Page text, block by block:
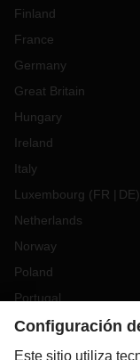
Finland
France
Germany
Great Britain
Hungary
Ireland
Italy
Luxembourg (FR DE)
Netherlands
Norway
Poland
Portugal
Romania
Slovakia